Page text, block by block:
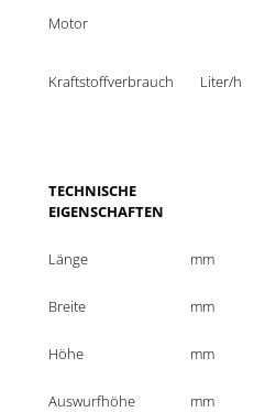
Motor
Kraftstoffverbrauch Liter/h
TECHNISCHE
EIGENSCHAFTEN
Länge mm
Breite mm
Höhe mm
Auswurfhöhe mm